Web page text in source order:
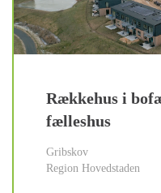
Rækkehus i
fælleshus
Gribskov
Region Hovedstaden